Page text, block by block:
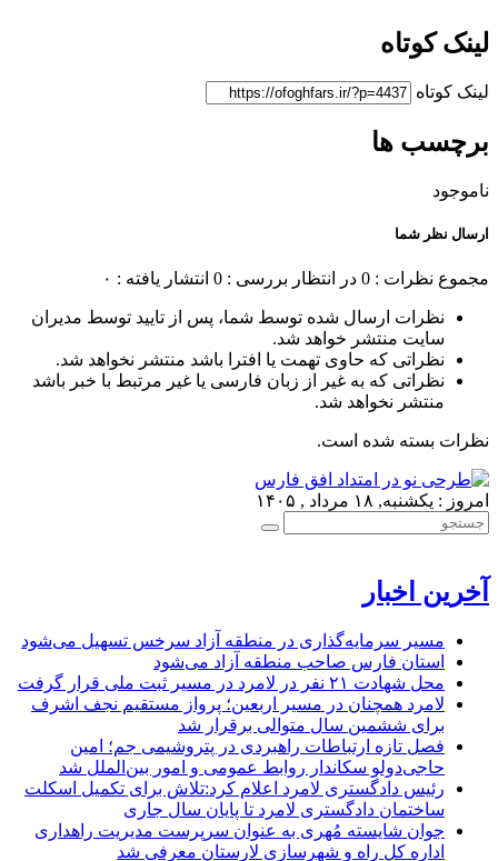
لینک کوتاه
لینک کوتاه
برچسب ها
ناموجود
ارسال نظر شما
مجموع نظرات : 0 در انتظار بررسی : 0 انتشار یافته : ۰
نظرات ارسال شده توسط شما، پس از تایید توسط مدیران
سایت منتشر خواهد شد.
نظراتی که حاوی تهمت یا افترا باشد منتشر نخواهد شد.
نظراتی که به غیر از زبان فارسی یا غیر مرتبط با خبر باشد
منتشر نخواهد شد.
نظرات بسته شده است.
امروز : یکشنبه, ۱۸ مرداد , ۱۴۰۵
آخرین اخبار
مسیر سرمایه‌گذاری در منطقه آزاد سرخس تسهیل می‌شود
استان فارس صاحب منطقه آزاد می‌شود
محل شهادت ۲۱ نفر در لامرد در مسیر ثبت ملی قرار گرفت
لامرد همچنان در مسیر اربعین؛ پرواز مستقیم نجف اشرف
برای ششمین سال متوالی برقرار شد
فصل تازه ارتباطات راهبردی در پتروشیمی جم؛ امین
حاجی‌دولو سکاندار روابط عمومی و امور بین‌الملل شد
رئیس دادگستری لامرد اعلام کرد:تلاش برای تکمیل اسکلت
ساختمان دادگستری لامرد تا پایان سال جاری
جوان شایسته مُهری به عنوان سرپرست مدیریت راهداری
اداره کل راه و شهرسازی لارستان معرفی شد